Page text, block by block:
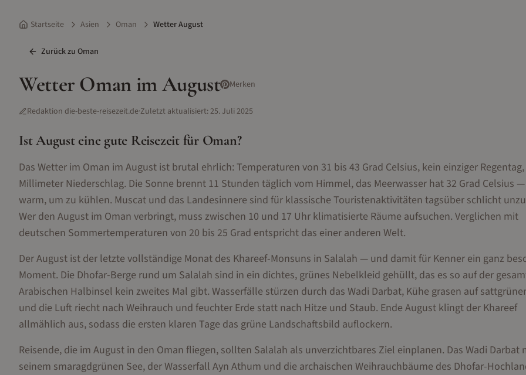
Startseite Asien Oman Wetter August
Zurück zu Oman
Wetter Oman im August Merken
Redaktion die-beste-reisezeit.de·Zuletzt aktualisiert:25. Juli 2025
IstAugusteine gute Reisezeit für Oman?
Das Wetter im Oman im August ist brutal ehrlich: Temperaturen von 31 bis 43 Grad Celsius, kein einziger
Millimeter Niederschlag. Die Sonne brennt 11 Stunden täglich vom Himmel, das Meerwasser hat 32 Grad Celsius
warm, um zu kühlen. Muscat und das Landesinnere sind für klassische Touristenaktivitäten tagsüber schlicht
Wer den August im Oman verbringt, muss zwischen 10 und 17 Uhr klimatisierte Räume aufsuchen. Verglichen mit
deutschen Sommertemperaturen von 20 bis 25 Grad entspricht das einer anderen Welt.
Der August ist der letzte vollständige Monat des Khareef-Monsuns in Salalah — und damit für Kenner ein ganz
Moment. Die Dhofar-Berge rund um Salalah sind in ein dichtes, grünes Nebelkleid gehüllt, das es so auf der
Arabischen Halbinsel kein zweites Mal gibt. Wasserfälle stürzen durch das Wadi Darbat, Kühe grasen auf
und die Luft riecht nach Weihrauch und feuchter Erde statt nach Hitze und Staub. Ende August klingt der Khareef
allmählich aus, sodass die ersten klaren Tage das grüne Landschaftsbild auflockern.
Reisende, die im August in den Oman fliegen, sollten Salalah als unverzichtbares Ziel einplanen. Das Wadi Darbat
seinem smaragdgrünen See, der Wasserfall Ayn Athum und die archaischen Weihrauchbäume des Dhofar-